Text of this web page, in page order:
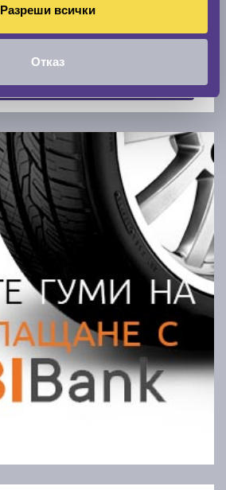
Разреши всички
Отказ
Покажи гуми